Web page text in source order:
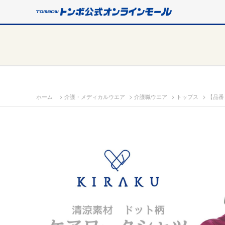
ホーム > 介護・メディカルウエア > 介護職ウエア > トップス > 【品